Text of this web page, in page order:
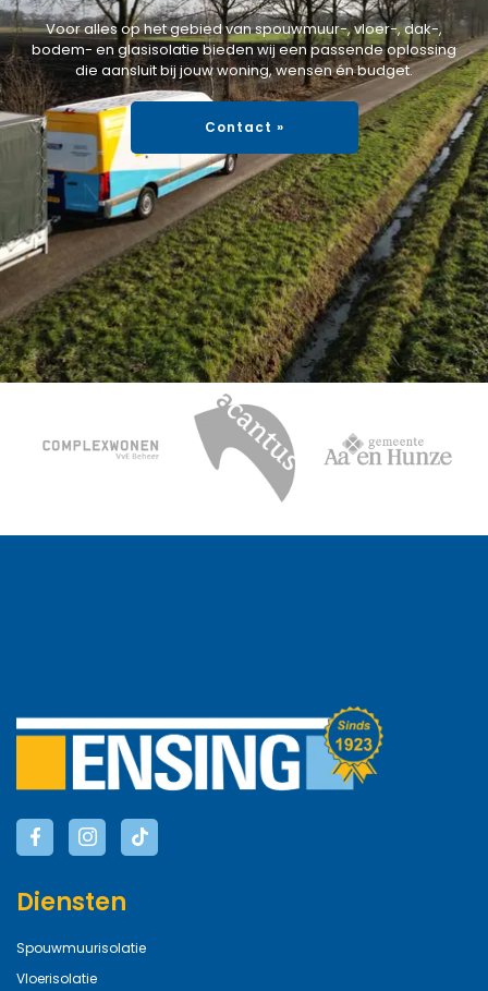
Voor alles op het gebied van spouwmuur-, vloer-, dak-,
bodem- en glasisolatie bieden wij een passende oplossing
die aansluit bij jouw woning, wensen én budget.
Contact »
Diensten
Spouwmuurisolatie
Vloerisolatie